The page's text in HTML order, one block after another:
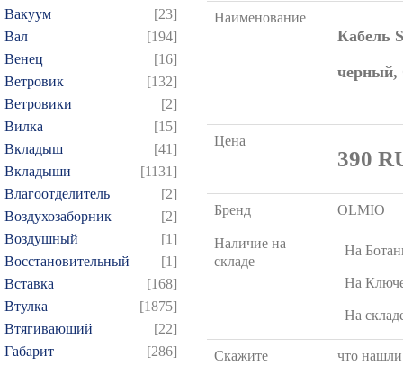
Вакуум
[23]
Вал
[194]
Венец
[16]
Ветровик
[132]
Ветровики
[2]
Вилка
[15]
Вкладыш
[41]
Вкладыши
[1131]
Влагоотделитель
[2]
Воздухозаборник
[2]
Воздушный
[1]
Восстановительный
[1]
Вставка
[168]
Втулка
[1875]
Втягивающий
[22]
Габарит
[286]
Наименование
Кабель
Цена
390
Бренд OLMIO
Наличие на
складе
На
На
На
Скажите
что нашли